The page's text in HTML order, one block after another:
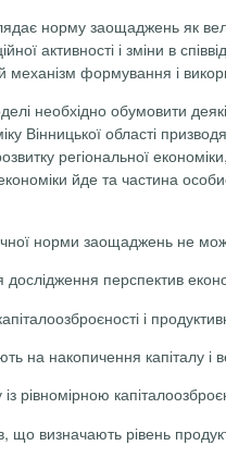
норму заощаджень як
активності і зміни в
механізм формування і
необхідно обумовити деякі
Вінницької області
регіональної
йде та частина
норми заощаджень не
перспектив
і
на накопичення капіталу і
рівномірною
що визначають рівень